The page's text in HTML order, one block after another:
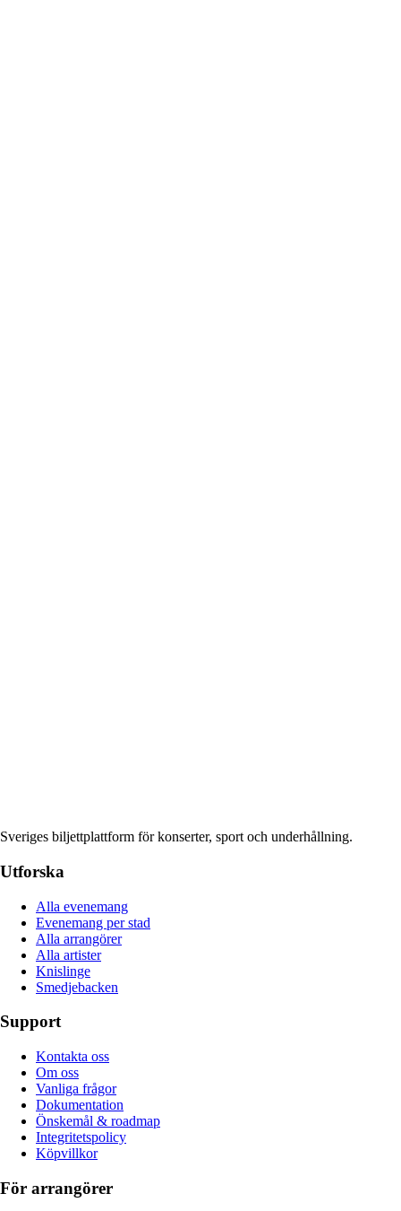
Sveriges biljettplattform för konserter, sport och underhållning.
Utforska
Alla evenemang
Evenemang per stad
Alla arrangörer
Alla artister
Knislinge
Smedjebacken
Support
Kontakta oss
Om oss
Vanliga frågor
Dokumentation
Önskemål & roadmap
Integritetspolicy
Köpvillkor
För arrangörer